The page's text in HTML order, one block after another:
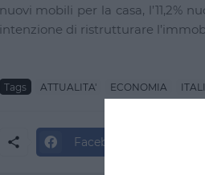
nuovi mobili per la casa, l’11,2%
intenzione di ristrutturare
Tags ATTUALITA' ECONOMIA
Facebook